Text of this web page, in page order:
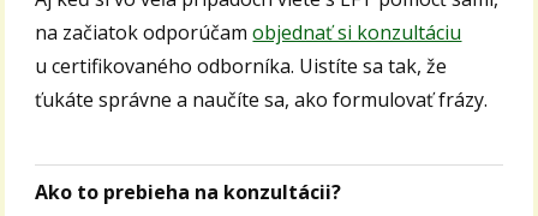
na začiatok odporúčamobjednať si konzultáciu
u certifikovaného odborníka. Uistíte sa tak, že
ťukáte správne a naučíte sa, ako formulovať frázy.
Ako to prebieha na konzultácii?